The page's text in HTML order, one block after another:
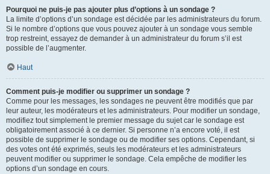
Pourquoi ne puis-je pas ajouter plus d’options à un sondage ?
La limite d’options d’un sondage est décidée par les administrateurs du forum.
Si le nombre d’options que vous pouvez ajouter à un sondage vous semble
trop restreint, essayez de demander à un administrateur du forum s’il est
possible de l’augmenter.
Haut
Comment puis-je modifier ou supprimer un sondage ?
Comme pour les messages, les sondages ne peuvent être modifiés que par
leur auteur, les modérateurs et les administrateurs. Pour modifier un sondage,
modifiez tout simplement le premier message du sujet car le sondage est
obligatoirement associé à ce dernier. Si personne n’a encore voté, il est
possible de supprimer le sondage ou de modifier ses options. Cependant, si
des votes ont été exprimés, seuls les modérateurs et les administrateurs
peuvent modifier ou supprimer le sondage. Cela empêche de modifier les
options d’un sondage en cours.